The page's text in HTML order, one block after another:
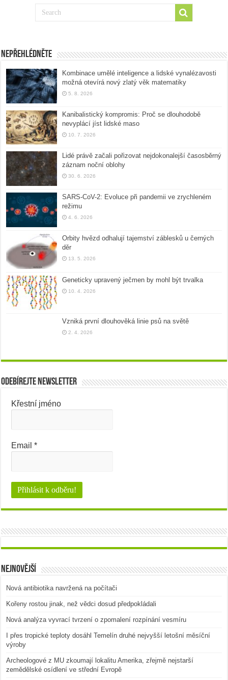
Nepřehlédněte
Kombinace umělé inteligence a lidské vynalézavosti
možná otevírá nový zlatý věk matematiky
5. 8. 2026
Kanibalistický kompromis: Proč se dlouhodobě
nevyplácí jíst lidské maso
10. 7. 2026
Lidé právě začali pořizovat nejdokonalejší časosběrný
záznam noční oblohy
30. 6. 2026
SARS-CoV-2: Evoluce při pandemii ve zrychleném
režimu
4. 6. 2026
Orbity hvězd odhalují tajemství záblesků u černých
děr
13. 5. 2026
Geneticky upravený ječmen by mohl být trvalka
10. 4. 2026
Vzniká první dlouhověká linie psů na světě
2. 4. 2026
Odebírejte newsletter
Křestní jméno
Email*
Nejnovější
Nová antibiotika navržená na počítači
Kořeny rostou jinak, než vědci dosud předpokládali
Nová analýza vyvrací tvrzení o zpomalení rozpínání vesmíru
I přes tropické teploty dosáhl Temelín druhé nejvyšší letošní měsíční
výroby
Archeologové z MU zkoumají lokalitu Amerika, zřejmě nejstarší
zemědělské osídlení ve střední Evropě